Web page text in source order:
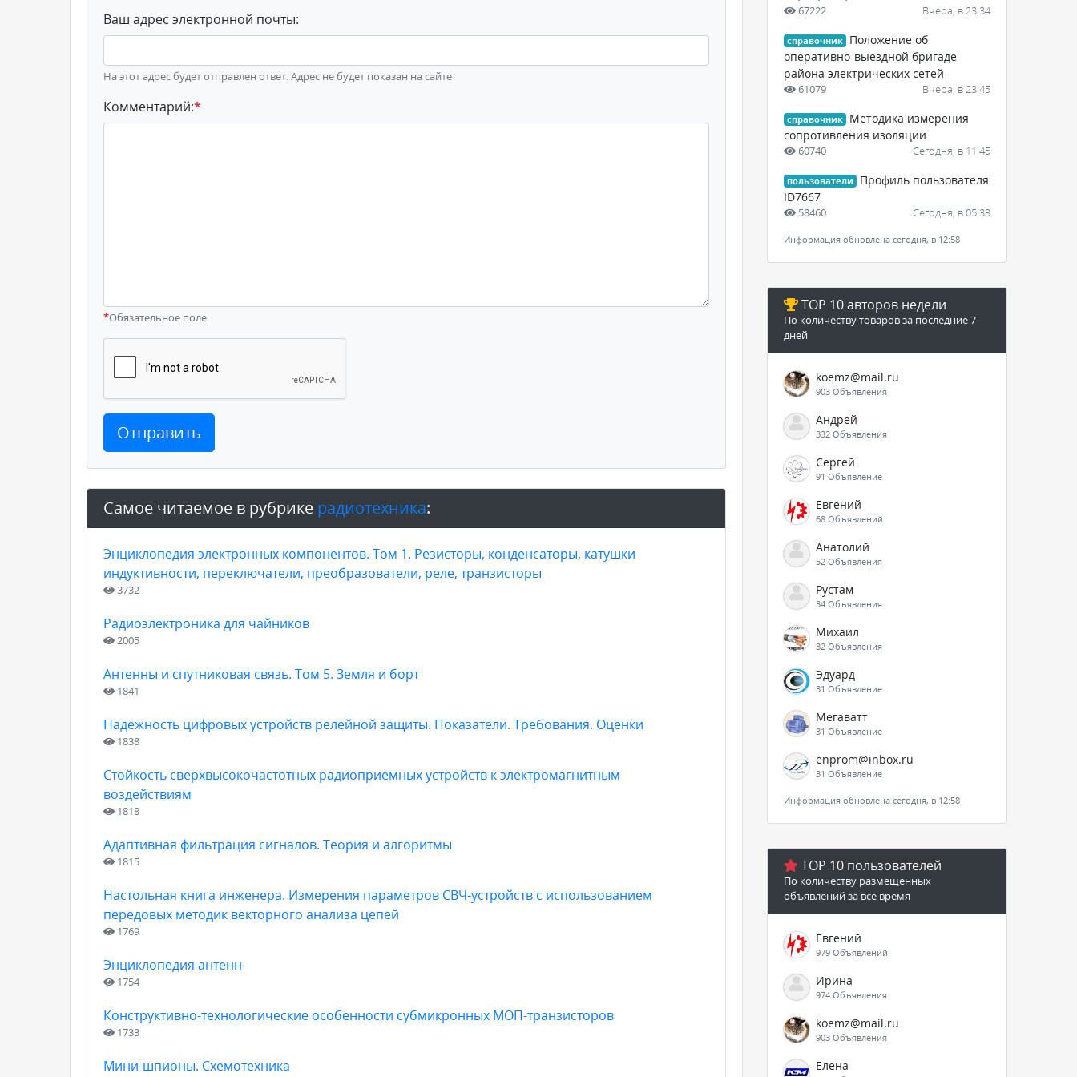
Ваш адрес электронной почты:
На этот адрес будет отправлен ответ. Адрес не будет показан на сайте
Комментарий:*
*Обязательное поле
Отправить
Самое читаемое в рубрике радиотехника:
Энциклопедия электронных компонентов. Том 1. Резисторы, конденсаторы, катушки
индуктивности, переключатели, преобразователи, реле, транзисторы
3732
Радиоэлектроника для чайников
2005
Антенны и спутниковая связь. Том 5. Земля и борт
1841
Надежность цифровых устройств релейной защиты. Показатели. Требования. Оценки
1838
Стойкость сверхвысокочастотных радиоприемных устройств к электромагнитным
воздействиям
1818
Адаптивная фильтрация сигналов. Теория и алгоритмы
1815
Настольная книга инженера. Измерения параметров СВЧ-устройств с использованием
передовых методик векторного анализа цепей
1769
Энциклопедия антенн
1754
Конструктивно-технологические особенности субмикронных МОП-транзисторов
1733
Мини-шпионы. Схемотехника
67222 Вчера, в 23:34
справочник
Положение об
оперативно-выездной бригаде
района электрических сетей
61079 Вчера, в 23:45
справочник
Методика измерения
сопротивления изоляции
60740 Сегодня, в 11:45
пользователи
Профиль пользователя
ID7667
58460 Сегодня, в 05:33
Информация обновлена сегодня, в 12:58
TOP 10 авторов недели
По количеству товаров за последние 7
дней
koemz@mail.ru
903 Объявления
Андрей
332 Объявления
Сергей
91 Объявление
Евгений
68 Объявлений
Анатолий
52 Объявления
Рустам
34 Объявления
Михаил
32 Объявления
Эдуард
31 Объявление
Мегаватт
31 Объявление
enprom@inbox.ru
31 Объявление
Информация обновлена сегодня, в 12:58
TOP 10 пользователей
По количеству размещенных
объявлений за всё время
Евгений
979 Объявлений
Ирина
974 Объявления
koemz@mail.ru
903 Объявления
Елена